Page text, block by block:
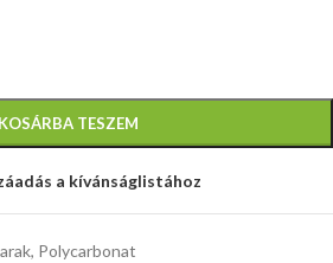
KOSÁRBA TESZEM
a kívánságlistához
, Polycarbonat